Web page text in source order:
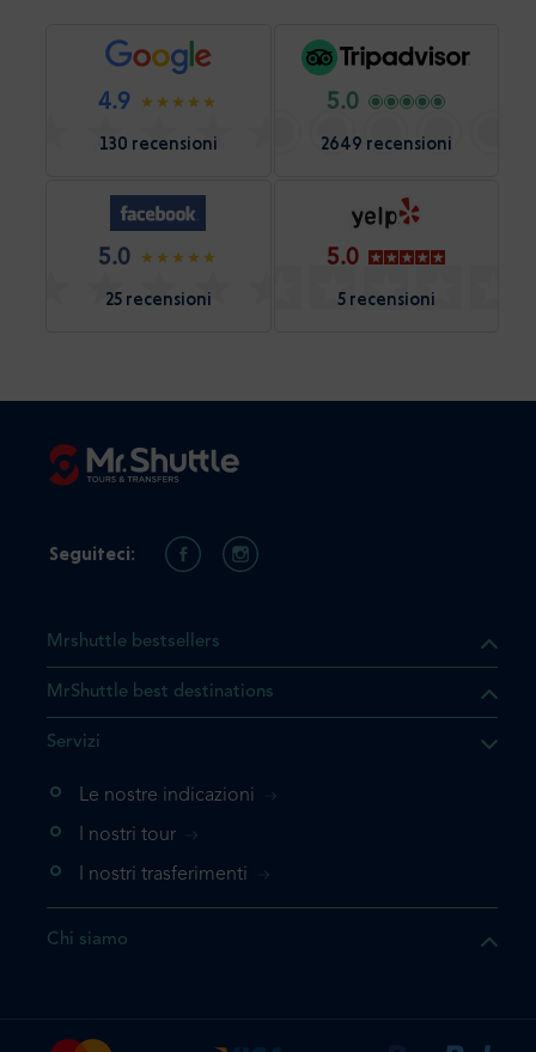
4.9
130 recensioni
5.0
2649 recensioni
5.0
25 recensioni
5.0
5 recensioni
il prodotto che state
nuovamente, la
Mrshuttle bestsellers
MrShuttle best destinations
Servizi
Le nostre indicazioni
I nostri tour
I nostri trasferimenti
Chi siamo
Seguiteci: